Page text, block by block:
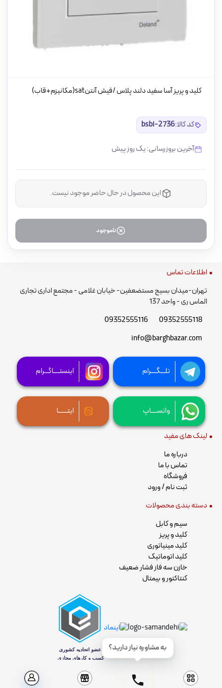
کلید و پریز آسا سفید دلند پلاس /فیش آنتنsat(مکانیزم+قاب)
کد کالا:bsbi-2736
آخرین بروزرسانی: یک روز پیش
این محصول در حال حاضر موجود نیست.
ناموجود
اطلاعات تماس
تهران-میدان بسیج مستضعفین- خیابان غلامی - مجتمع اداری تجاری
الماس ری - واحد 137
09352555118
09352555116
info@barghbazar.com
تلـــگــــرام اینستــــاگـــرام
واتســــاپ ایتــــــا
لینک های مفید
درباره ما
تماس با ما
فروشگاه
ثبت نام / ورود
دسته بندی محصولات
سیم و کابل
کلید و پریز
کلید مینیاتوری
کلید اتوماتیک
خازن سه فاز فشار ضعیف
کنتاکتور و بیمتال
به مشاوره نیاز دارید؟